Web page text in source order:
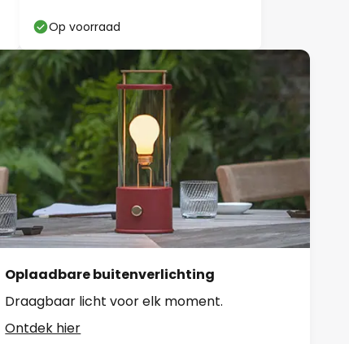
Op voorraad
Oplaadbare buitenverlichting
Draagbaar licht voor elk moment.
Ontdek hier